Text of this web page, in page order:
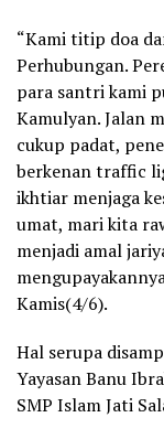
“Kami titip doa
Perhubungan.
para santri kami
Kamulyan. Jalan
cukup padat,
berkenan traffic
ikhtiar menjaga
umat, mari kita
menjadi amal
Kamis(4/6).
Hal serupa
Yayasan Banu
SMP Islam Jati